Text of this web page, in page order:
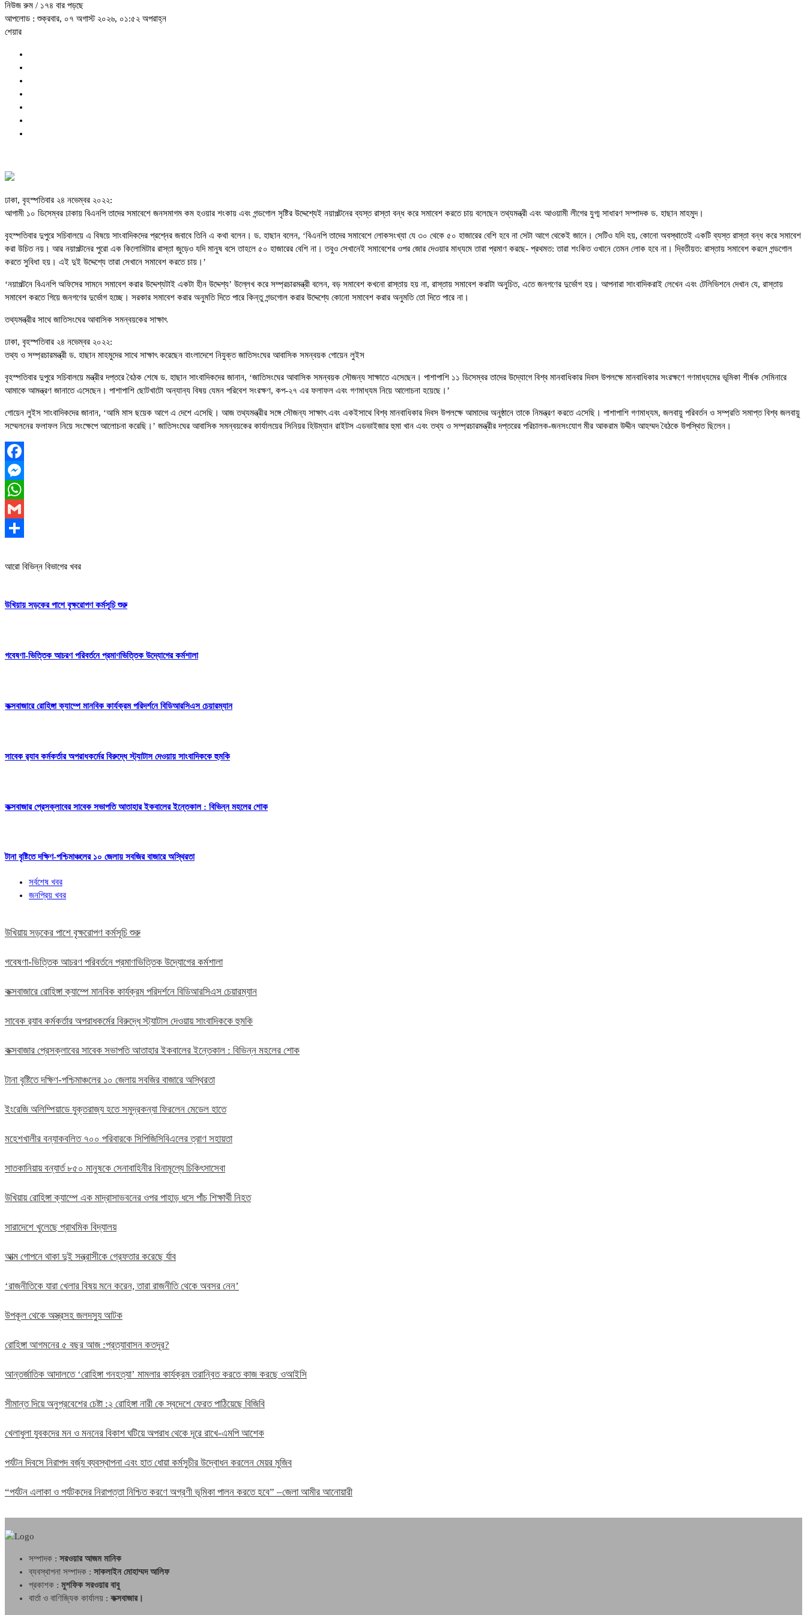
নিউজ রুম / ১৭৪ বার পড়ছে
আপলোড : শুক্রবার, ০৭ অগাস্ট ২০২৬, ০১:৫২ অপরাহ্ন
শেয়ার
ঢাকা, বৃহস্পতিবার ২৪ নভেম্বর ২০২২:
আগামী ১০ ডিসেম্বর ঢাকায় বিএনপি তাদের সমাবেশে জনসমাগম কম হওয়ার শংকায় এবং গন্ডগোল সৃষ্টির উদ্দেশ্যেই নয়াপল্টনের ব্যস্ত রাস্তা বন্ধ করে সমাবেশ করতে চায় বলেছেন তথ্যমন্ত্রী এবং আওয়ামী লীগের যুগ্ম সাধারণ সম্পাদক ড. হাছান মাহমুদ।
বৃহস্পতিবার দুপুরে সচিবালয়ে এ বিষয়ে সাংবাদিকদের প্রশ্নের জবাবে তিনি এ কথা বলেন। ড. হাছান বলেন, ‘বিএনপি তাদের সমাবেশে লোকসংখ্যা যে ৩০ থেকে ৫০ হাজারের বেশি হবে না সেটা আগে থেকেই জানে। সেটিও যদি হয়, কোনো অবস্থাতেই একটি ব্যস্ত রাস্তা বন্ধ করে সমাবেশ
করা উচিত নয়। আর নয়াপল্টনের পুরো এক কিলোমিটার রাস্তা জুড়েও যদি মানুষ বসে তাহলে ৫০ হাজারের বেশি না। তবুও সেখানেই সমাবেশের ওপর জোর দেওয়ার মাধ্যমে তারা প্রমাণ করছে- প্রথমত: তারা শংকিত ওখানে তেমন লোক হবে না। দ্বিতীয়ত: রাস্তায় সমাবেশ করলে গন্ডগোল
করতে সুবিধা হয়। এই দুই উদ্দেশ্যে তারা সেখানে সমাবেশ করতে চায়।’
‘নয়াপল্টনে বিএনপি অফিসের সামনে সমাবেশ করার উদ্দেশ্যটাই একটা হীন উদ্দেশ্য’ উল্লেখ করে সম্প্রচারমন্ত্রী বলেন, বড় সমাবেশ কখনো রাস্তায় হয় না, রাস্তায় সমাবেশ করাটা অনুচিত, এতে জনগণের দুর্ভোগ হয়। আপনারা সাংবাদিকরাই লেখেন এবং টেলিভিশনে দেখান যে, রাস্তায়
সমাবেশ করতে গিয়ে জনগণের দুর্ভোগ হচ্ছে। সরকার সমাবেশ করার অনুমতি দিতে পারে কিন্তু গন্ডগোল করার উদ্দেশ্যে কোনো সমাবেশ করার অনুমতি তো দিতে পারে না।
তথ্যমন্ত্রীর সাথে জাতিসংঘের আবাসিক সমন্বয়কের সাক্ষাৎ
ঢাকা, বৃহস্পতিবার ২৪ নভেম্বর ২০২২:
তথ্য ও সম্প্রচারমন্ত্রী ড. হাছান মাহমুদের সাথে সাক্ষাৎ করেছেন বাংলাদেশে নিযুক্ত জাতিসংঘের আবাসিক সমন্বয়ক গোয়েন লুইস
বৃহস্পতিবার দুপুরে সচিবালয়ে মন্ত্রীর দপ্তরে বৈঠক শেষে ড. হাছান সাংবাদিকদের জানান, ‘জাতিসংঘের আবাসিক সমন্বয়ক সৌজন্য সাক্ষাতে এসেছেন। পাশাপাশি ১১ ডিসেম্বর তাদের উদ্যোগে বিশ্ব মানবাধিকার দিবস উপলক্ষে মানবাধিকার সংরক্ষণে গণমাধ্যমের ভূমিকা শীর্ষক সেমিনারে
আমাকে আমন্ত্রণ জানাতে এসেছেন। পাশাপাশি ছোটখাটো অন্যান্য বিষয় যেমন পরিবেশ সংরক্ষণ, কপ-২৭ এর ফলাফল এবং গণমাধ্যম নিয়ে আলোচনা হয়েছে।’
গোয়েন লুইস সাংবাদিকদের জানান, ‘আমি মাস ছয়েক আগে এ দেশে এসেছি। আজ তথ্যমন্ত্রীর সঙ্গে সৌজন্য সাক্ষাৎ এবং একইসাথে বিশ্ব মানবাধিকার দিবস উপলক্ষে আমাদের অনুষ্ঠানে তাকে নিমন্ত্রণ করতে এসেছি। পাশাপাশি গণমাধ্যম, জলবায়ু পরিবর্তন ও সম্প্রতি সমাপ্ত বিশ্ব জলবায়ু
সম্মেলনের ফলাফল নিয়ে সংক্ষেপে আলোচনা করেছি।’ জাতিসংঘের আবাসিক সমন্বয়কের কার্যালয়ের সিনিয়র হিউম্যান রাইটস এডভাইজার হুমা খান এবং তথ্য ও সম্প্রচারমন্ত্রীর দপ্তরের পরিচালক-জনসংযোগ মীর আকরাম উদ্দীন আহম্মদ বৈঠকে উপস্থিত ছিলেন।
Facebook
Messenger
WhatsApp
Gmail
আরো বিভিন্ন বিভাগের খবর
উখিয়ায় সড়কের পাশে বৃক্ষরোপণ কর্মসূচি শুরু
গবেষণা-ভিত্তিক আচরণ পরিবর্তনে প্রমাণভিত্তিক উদ্যোগের কর্মশালা
কক্সবাজারে রোহিঙ্গা ক্যাম্পে মানবিক কার্যক্রম পরিদর্শনে বিডিআরসিএস চেয়ারম্যান
সাবেক র‍্যাব কর্মকর্তার অপরাধকর্মের বিরুদ্ধে স্ট্যাটাস দেওয়ায় সাংবাদিককে হুমকি
কক্সবাজার প্রেসক্লাবের সাবেক সভাপতি আতাহার ইকবালের ইন্তেকাল : বিভিন্ন মহলের শোক
টানা বৃষ্টিতে দক্ষিণ-পশ্চিমাঞ্চলের ১০ জেলায় সবজির বাজারে অস্থিরতা
সর্বশেষ খবর
জনপ্রিয় খবর
উখিয়ায় সড়কের পাশে বৃক্ষরোপণ কর্মসূচি শুরু
গবেষণা-ভিত্তিক আচরণ পরিবর্তনে প্রমাণভিত্তিক উদ্যোগের কর্মশালা
কক্সবাজারে রোহিঙ্গা ক্যাম্পে মানবিক কার্যক্রম পরিদর্শনে বিডিআরসিএস চেয়ারম্যান
সাবেক র‍্যাব কর্মকর্তার অপরাধকর্মের বিরুদ্ধে স্ট্যাটাস দেওয়ায় সাংবাদিককে হুমকি
কক্সবাজার প্রেসক্লাবের সাবেক সভাপতি আতাহার ইকবালের ইন্তেকাল : বিভিন্ন মহলের শোক
টানা বৃষ্টিতে দক্ষিণ-পশ্চিমাঞ্চলের ১০ জেলায় সবজির বাজারে অস্থিরতা
ইংরেজি অলিম্পিয়াডে যুক্তরাজ্য হতে সমুদ্রকন্যা ফিরলেন মেডেল হাতে
মহেশখালীর বন্যাকবলিত ৭০০ পরিবারকে সিপিজিসিবিএলের ত্রাণ সহায়তা
সাতকানিয়ায় বন্যার্ত ৮৫০ মানুষকে সেনাবাহিনীর বিনামূল্যে চিকিৎসাসেবা
উখিয়ায় রোহিঙ্গা ক্যাম্পে এক মাদ্রাসাভবনের ওপর পাহাড় ধসে পাঁচ শিক্ষার্থী নিহত
সারাদেশে খুলেছে প্রাথমিক বিদ্যালয়
আত্ম গোপনে থাকা দুই সন্ত্রাসীকে গ্রেফতার করেছে র্যাব
‘রাজনীতিকে যারা খেলার বিষয় মনে করেন, তারা রাজনীতি থেকে অবসর নেন’
উপকূল থেকে অস্ত্রসহ জলদস্যু আটক
রোহিঙ্গা আগমনের ৫ বছর আজ :প্রত্যাবাসন কতদূর?
আন্তর্জাতিক আদালতে ‘রোহিঙ্গা গনহত্যা’ মামলার কার্যক্রম তরান্বিত করতে কাজ করছে ওআইসি
সীমান্ত দিয়ে অনুপ্রবেশের চেষ্টা :২ রোহিঙ্গা নারী কে স্বদেশে ফেরত পাঠিয়েছে বিজিবি
খেলাধুলা যুবকদের মন ও মননের বিকাশ ঘটিয়ে অপরাধ থেকে দূরে রাখে-এমপি আশেক
পর্যটন দিবসে নিরাপদ বর্জ্য ব্যবস্থাপনা এবং হাত ধোয়া কর্মসুচীর উদ্বোধন করলেন মেয়র মুজিব
“পর্যটন এলাকা ও পর্যটকদের নিরাপত্তা নিশ্চিত করণে অগ্রণী ভূমিকা পালন করতে হবে” –জেলা আমীর আনোয়ারী
সম্পাদক : সরওয়ার আজম মানিক
ব্যবস্থাপনা সম্পাদক : সাকলাইন মোহাম্মদ আলিফ
প্রকাশক : মুশফিক সরওয়ার বাবু
বার্তা ও বাণিজ্যিক কার্যালয় : কক্সবাজার।